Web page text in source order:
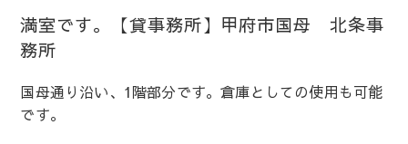
満室です。【貸事務所】甲府市国母 北条事
務所
国母通り沿い、1階部分です。倉庫としての使用も可能
です。